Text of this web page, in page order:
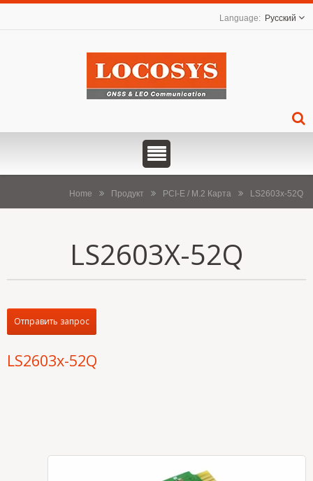
Русский
Home Продукт PCI-E / M.2 Карта LS2603x-52Q
LS2603X-52Q
Отправить запрос
LS2603x-52Q